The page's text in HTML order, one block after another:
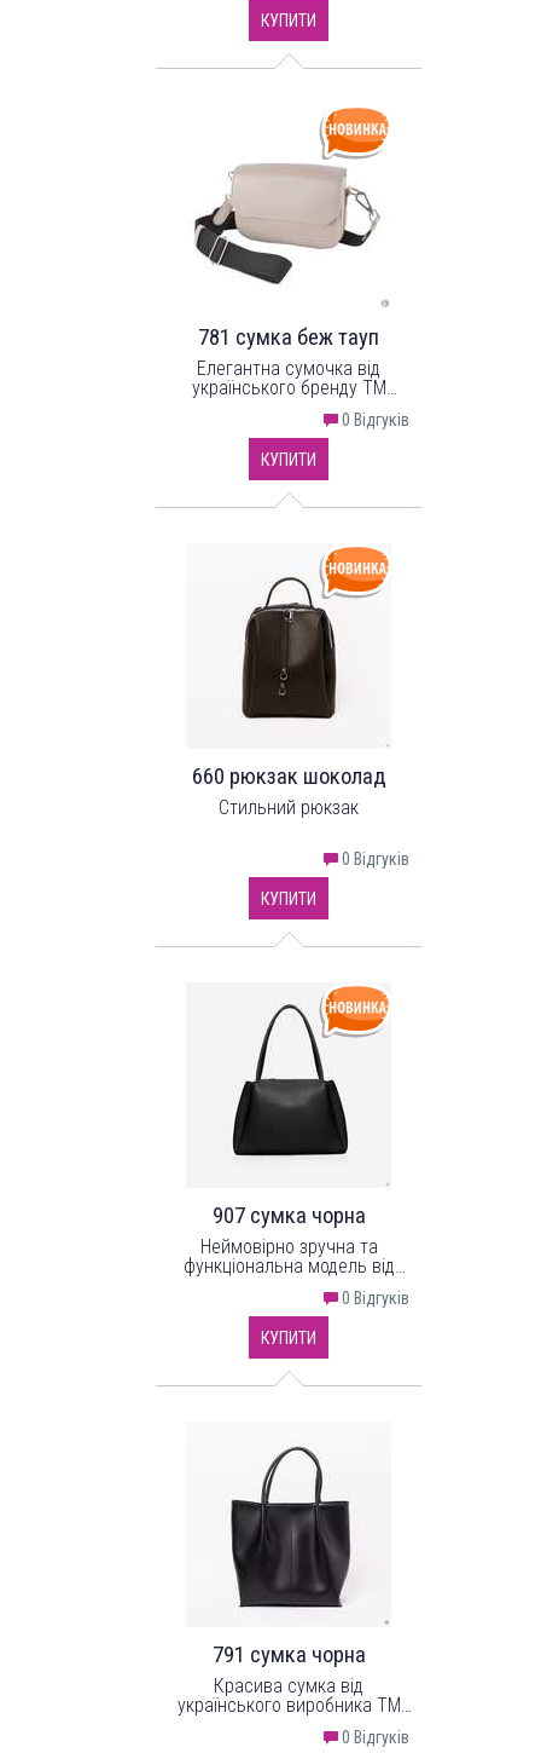
КУПИТИ
781 сумка беж тауп
Елегантна сумочка від
українського бренду ТМ
шкірозамінника високої якості
та красивої надійної фурнітури.
0 Відгуків
КУПИТИ
660 рюкзак шоколад
Стильний рюкзак
0 Відгуків
КУПИТИ
907 сумка чорна
Неймовірно зручна та
функціональна модель від
LucheRino. 0 Відгуків
КУПИТИ
791 сумка чорна
Красива сумка від
українського виробника ТМ
виготовлена з високоякісного
0 Відгуків